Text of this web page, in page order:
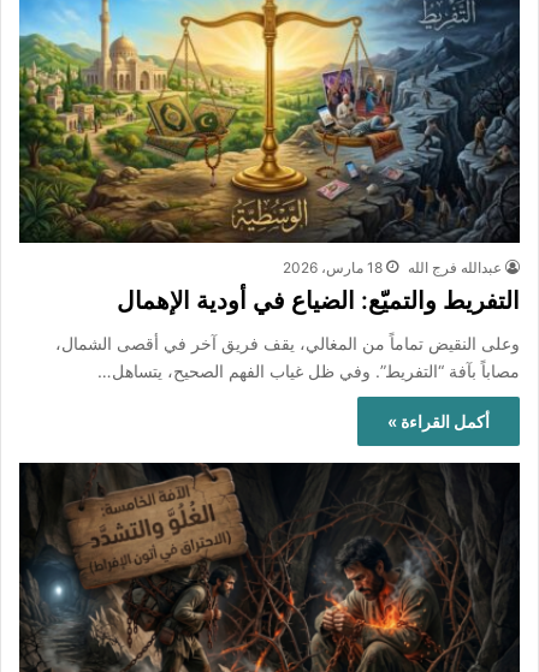
عبدالله فرج الله 18 مارس، 2026
التفريط والتميّع: الضياع في أودية الإهمال
وعلى النقيض تماماً من المغالي، يقف فريق آخر في أقصى الشمال،
مصاباً بآفة “التفريط”. وفي ظل غياب الفهم الصحيح، يتساهل…
أكمل القراءة »